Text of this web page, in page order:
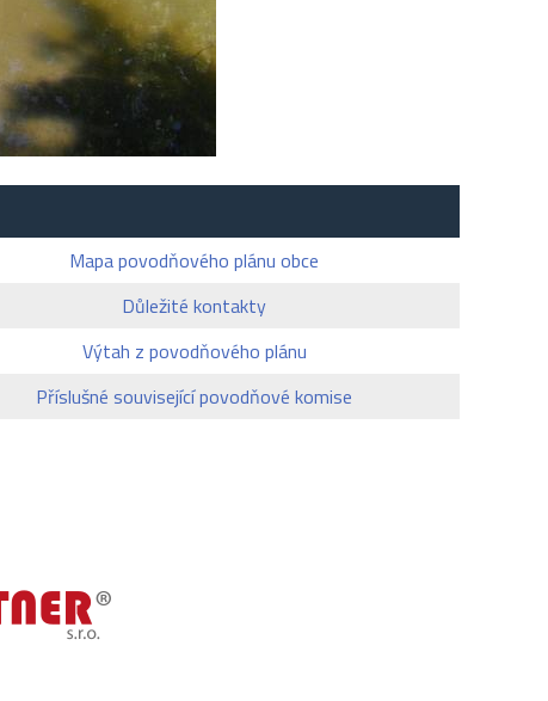
Mapa povodňového plánu obce
Důležité kontakty
Výtah z povodňového plánu
Příslušné související povodňové komise